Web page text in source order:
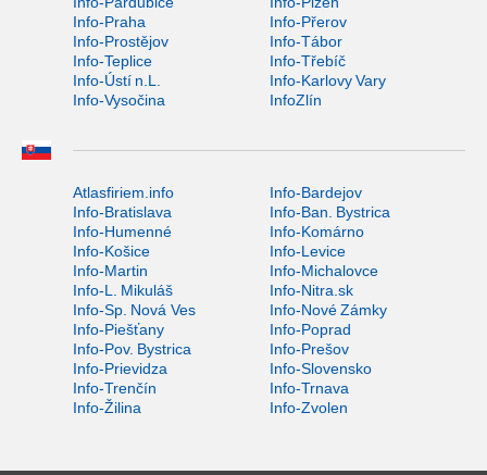
Info-Praha
Info-Přerov
Info-Prostějov
Info-Tábor
Info-Teplice
Info-Třebíč
Info-Ústí n.L.
Info-Karlovy Vary
Info-Vysočina
InfoZlín
Atlasfiriem.info
Info-Bardejov
Info-Bratislava
Info-Ban. Bystrica
Info-Humenné
Info-Komárno
Info-Košice
Info-Levice
Info-Martin
Info-Michalovce
Info-L. Mikuláš
Info-Nitra.sk
Info-Sp. Nová Ves
Info-Nové Zámky
Info-Piešťany
Info-Poprad
Info-Pov. Bystrica
Info-Prešov
Info-Prievidza
Info-Slovensko
Info-Trenčín
Info-Trnava
Info-Žilina
Info-Zvolen